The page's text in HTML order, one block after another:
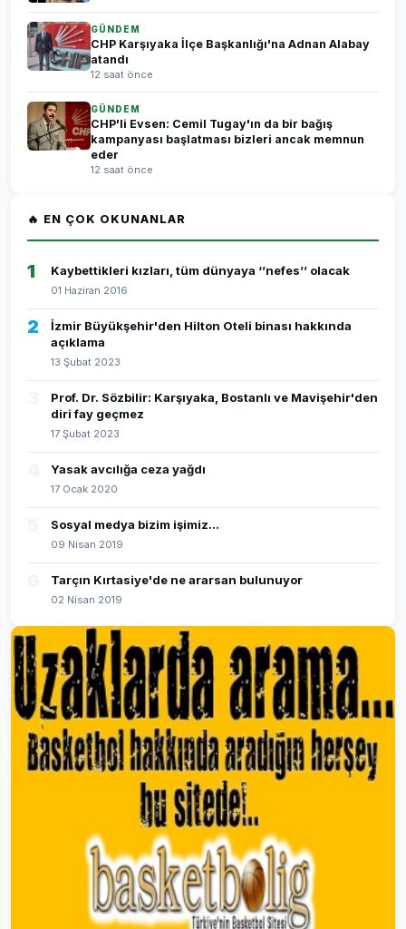
GÜNDEM
CHP Karşıyaka İlçe Başkanlığı'na Adnan Alabay
atandı
12 saat önce
GÜNDEM
CHP'li Evsen: Cemil Tugay'ın da bir bağış
kampanyası başlatması bizleri ancak memnun
eder
12 saat önce
🔥 EN ÇOK OKUNANLAR
1 Kaybettikleri kızları, tüm dünyaya ‘’nefes’’ olacak
01 Haziran 2016
2
İzmir Büyükşehir'den Hilton Oteli binası hakkında
açıklama
13 Şubat 2023
Prof. Dr. Sözbilir: Karşıyaka, Bostanlı ve Mavişehir'den
diri fay geçmez
17 Şubat 2023
Yasak avcılığa ceza yağdı
17 Ocak 2020
Sosyal medya bizim işimiz...
09 Nisan 2019
Tarçın Kırtasiye'de ne ararsan bulunuyor
02 Nisan 2019